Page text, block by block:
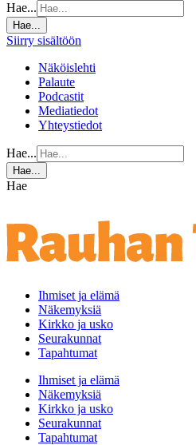
Hae...
Hae...
Siirry sisältöön
Näköislehti
Palaute
Podcastit
Mediatiedot
Yhteystiedot
Hae...
Hae...
Hae
Ihmiset ja elämä
Näkemyksiä
Kirkko ja usko
Seurakunnat
Tapahtumat
Ihmiset ja elämä
Näkemyksiä
Kirkko ja usko
Seurakunnat
Tapahtumat